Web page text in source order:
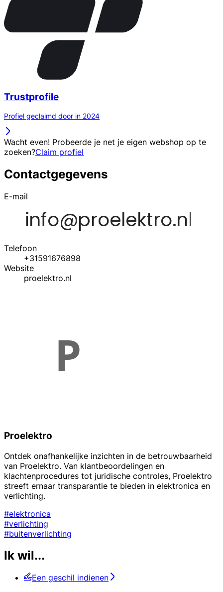
Trustprofile
Profiel geclaimd door in 2024
Wacht even! Probeerde je net je eigen webshop op te
zoeken?Claim profiel
Contactgegevens
E-mail
Telefoon
+31591676898
Website
proelektro.nl
Proelektro
Ontdek onafhankelijke inzichten in de betrouwbaarheid
van Proelektro. Van klantbeoordelingen en
klachtenprocedures tot juridische controles, Proelektro
streeft ernaar transparantie te bieden in elektronica en
verlichting.
#elektronica
#verlichting
#buitenverlichting
Ik wil...
Een geschil indienen